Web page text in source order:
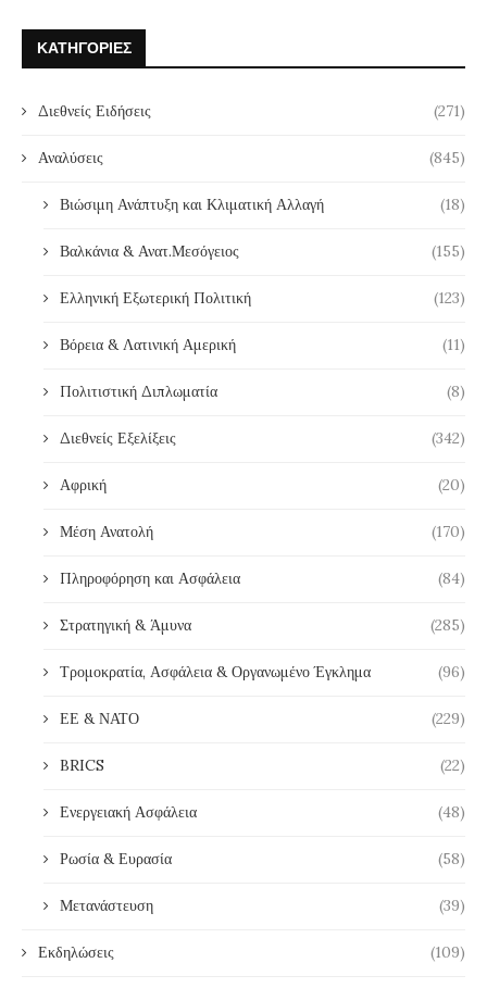
ΚΑΤΗΓΟΡΊΕΣ
Διεθνείς Ειδήσεις (271)
Αναλύσεις (845)
Βιώσιμη Ανάπτυξη και Κλιματική Αλλαγή (18)
Βαλκάνια & Ανατ.Μεσόγειος (155)
Ελληνική Εξωτερική Πολιτική (123)
Βόρεια & Λατινική Αμερική (11)
Πολιτιστική Διπλωματία (8)
Διεθνείς Εξελίξεις (342)
Αφρική (20)
Μέση Ανατολή (170)
Πληροφόρηση και Ασφάλεια (84)
Στρατηγική & Άμυνα (285)
Τρομοκρατία, Ασφάλεια & Οργανωμένο Έγκλημα (96)
ΕΕ & ΝΑΤΟ (229)
BRICS (22)
Ενεργειακή Ασφάλεια (48)
Ρωσία & Ευρασία (58)
Μετανάστευση (39)
Εκδηλώσεις (109)